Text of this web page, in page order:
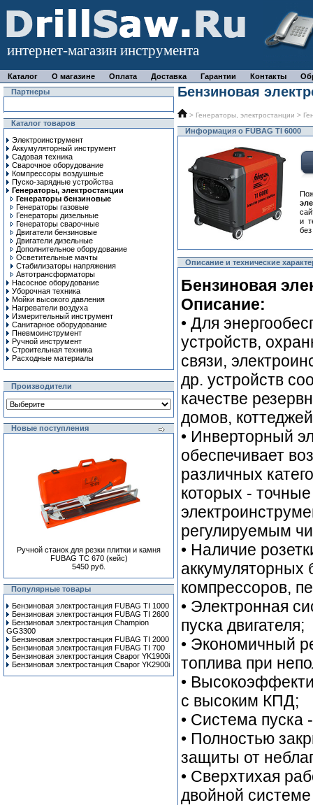
интернет-магазин инструмента
Каталог О магазине Оплата Доставка Гарантии Контакты
Партнеры
Каталог товаров
Электроинструмент
Аккумуляторный инструмент
Садовая техника
Сварочное оборудование
Компрессоры воздушные
Пуско-зарядные устройства
Генераторы, электростанции
Генераторы бензиновые
Генераторы газовые
Генераторы дизельные
Генераторы сварочные
Двигатели бензиновые
Двигатели дизельные
Дополнительное оборудование
Осветительные мачты
Стабилизаторы напряжения
Автотрансформаторы
Насосное оборудование
Уборочная техника
Мойки высокого давления
Нагреватели воздуха
Измерительный инструмент
Санитарное оборудование
Пневмоинструмент
Ручной инcтрумент
Строительная техника
Расходные материалы
Производители
Новые поступления
Ручной станок для резки плитки и камня
FUBAG TC 670 (кейс)
5450 руб.
Популярные товары
Бензиновая электростанция FUBAG TI 1000
Бензиновая электростанция FUBAG TI 2600
Бензиновая электростанция Champion
GG3300
Бензиновая электростанция FUBAG TI 2000
Бензиновая электростанция FUBAG TI 700
Бензиновая электростанция Сварог YK1900i
Бензиновая электростанция Сварог YK2900i
Бензиновая
> Генераторы, электростанции >
Информация о FUBAG TI 6000
и
Описание и технические
Бензиновая
Описание:
• Для
устройств,
связи,
др. устройств
качестве
домов,
• Инверторный
обеспечивает
различных
которых -
регулируемым
• Наличие
аккумуляторных
компрессоров,
• Электронная
пуска двигателя;
• Экономичный
топлива при
•
с высоким КПД;
• Система пуска
• Полностью
защиты от
• Сверхтихая
двойной